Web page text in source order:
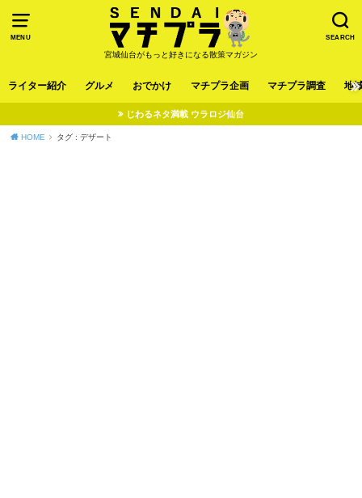
MENU SEARCH
宮城仙台がもっと好きになる散策マガジン
ライター紹介 グルメ おでかけ マチプラ企画 マチプラ調査 地
じわるネタ満載 ウラロジ仙台
HOME タグ : デザート